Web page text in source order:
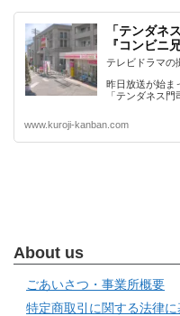
「テンダネ
『コンビニ
テレビドラマの
昨日放送が始ま
「テンダネス
www.kuroji-kanban.com
About us
ごあいさつ・事業所概要
特定商取引に関する法律